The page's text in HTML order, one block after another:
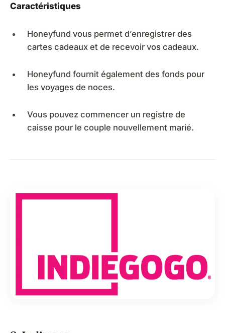
Caractéristiques
Honeyfund vous permet d’enregistrer des
cartes cadeaux et de recevoir vos cadeaux.
Honeyfund fournit également des fonds pour
les voyages de noces.
Vous pouvez commencer un registre de
caisse pour le couple nouvellement marié.